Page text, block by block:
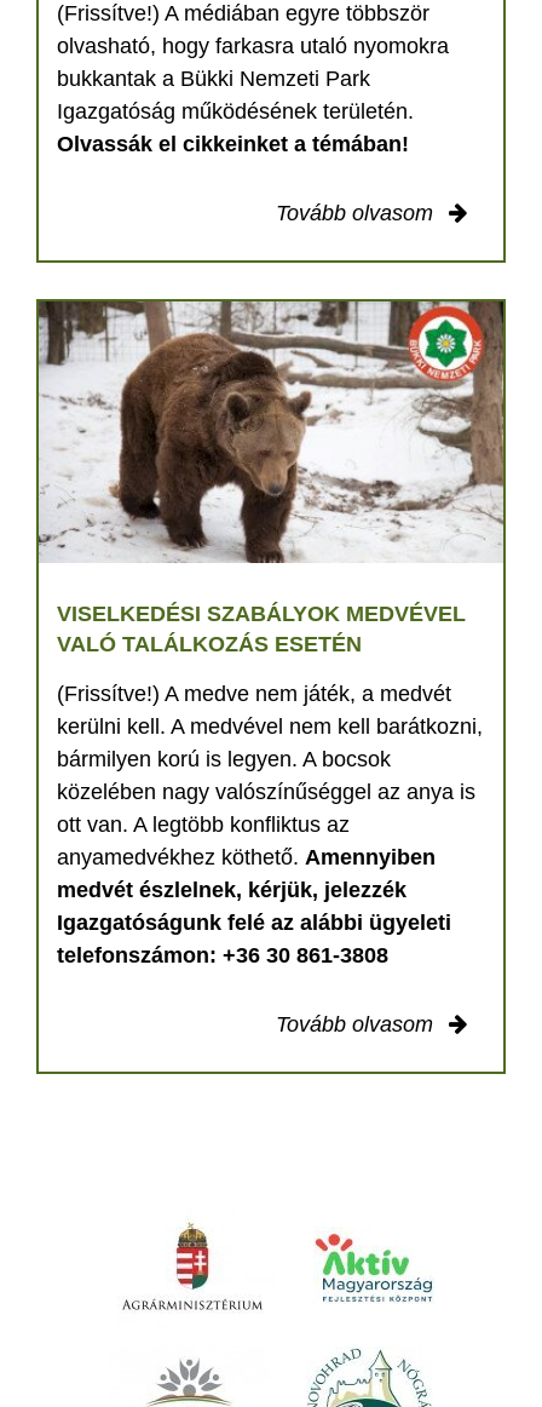
(Frissítve!) A médiában egyre többször
olvasható, hogy farkasra utaló nyomokra
bukkantak a Bükki Nemzeti Park
Igazgatóság működésének területén.
Olvassák el cikkeinket a témában!
Tovább olvasom
VISELKEDÉSI SZABÁLYOK MEDVÉVEL
VALÓ TALÁLKOZÁS ESETÉN
(Frissítve!) A medve nem játék, a medvét
kerülni kell. A medvével nem kell barátkozni,
bármilyen korú is legyen. A bocsok
közelében nagy valószínűséggel az anya is
ott van. A legtöbb konfliktus az
anyamedvékhez köthető. Amennyiben
medvét észlelnek, kérjük, jelezzék
Igazgatóságunk felé az alábbi ügyeleti
telefonszámon: +36 30 861-3808
Tovább olvasom